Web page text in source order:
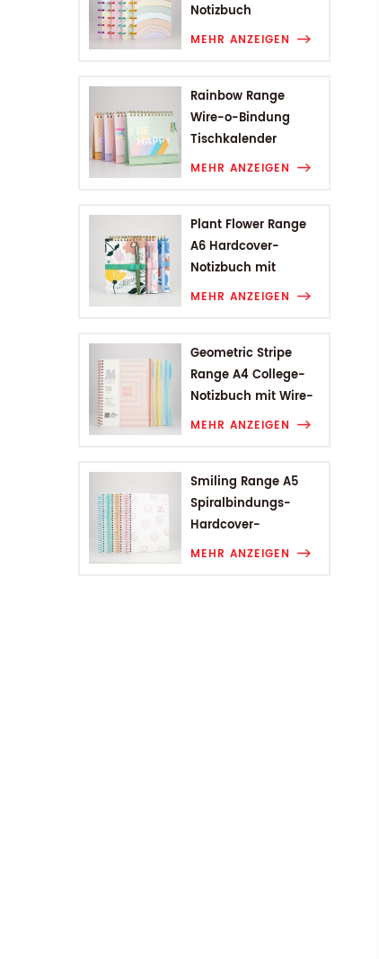
Notizbuch
MEHR ANZEIGEN
Rainbow Range
Wire-o-Bindung
Tischkalender
MEHR ANZEIGEN
Plant Flower Range
A6 Hardcover-
Notizbuch mit
Drahtbindung
MEHR ANZEIGEN
Geometric Stripe
Range A4 College-
Notizbuch mit Wire-
O-Bindung
MEHR ANZEIGEN
Smiling Range A5
Spiralbindungs-
Hardcover-
Studentennotizbuch
MEHR ANZEIGEN